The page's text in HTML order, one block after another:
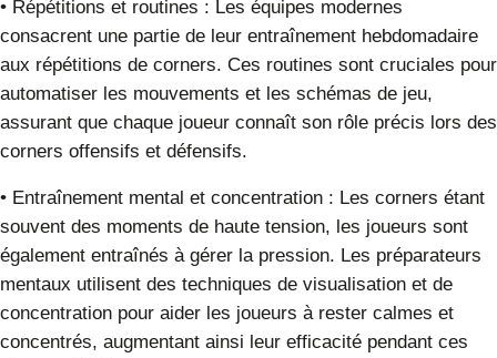
• Répétitions et routines : Les équipes modernes
consacrent une partie de leur entraînement hebdomadaire
aux répétitions de corners. Ces routines sont cruciales pour
automatiser les mouvements et les schémas de jeu,
assurant que chaque joueur connaît son rôle précis lors des
corners offensifs et défensifs.
• Entraînement mental et concentration : Les corners étant
souvent des moments de haute tension, les joueurs sont
également entraînés à gérer la pression. Les préparateurs
mentaux utilisent des techniques de visualisation et de
concentration pour aider les joueurs à rester calmes et
concentrés, augmentant ainsi leur efficacité pendant ces